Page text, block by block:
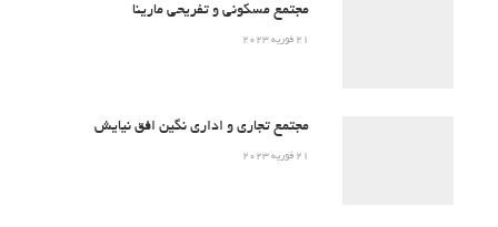
مجتمع مسکونی و تفریحی مارینا
21 فوریه 2023
مجتمع تجاری و اداری نگین افق نیایش
21 فوریه 2023